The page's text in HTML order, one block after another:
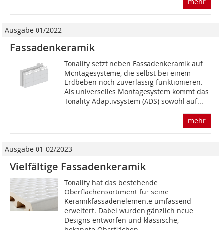
mehr
Ausgabe 01/2022
Fassadenkeramik
Tonality setzt neben Fassadenkeramik auf
Montagesysteme, die selbst bei einem
Erdbeben noch zuverlässig funktionieren.
Als universelles Montagesystem kommt das
Tonality Adaptivsystem (ADS) sowohl auf...
mehr
Ausgabe 01-02/2023
Vielfältige Fassadenkeramik
Tonality hat das bestehende
Oberflächensortiment für seine
Keramikfassadenelemente umfassend
erweitert. Dabei wurden gänzlich neue
Designs entworfen und klassische,